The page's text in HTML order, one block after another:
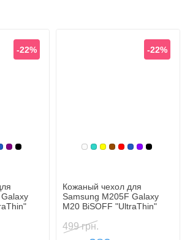
темный
Фиолетовый, темный
Черный
-22%
Белый
Бирюзовый
Желтый
Коричневый
Красный
Синий,Черный
-22%
Кожаный чехол для
Samsung M205F Galaxy
M20 BiSOFF "UltraThin"
499 грн.